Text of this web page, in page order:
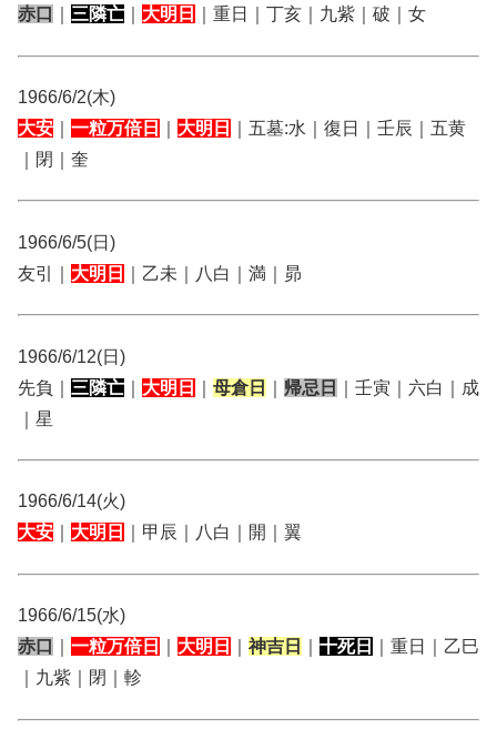
赤口
三隣亡 大明日 ｜重日｜丁亥｜九紫｜破｜女
1966/6/2(木)
大安
一粒万倍日 大明日
｜五墓:水｜復日｜壬辰｜五黄
｜閉｜奎
1966/6/5(日)
友引｜ 大明日 ｜乙未｜八白｜満｜昴
1966/6/12(日)
先負｜ 三隣亡 大明日 母倉日 帰忌日
｜壬寅｜六白｜成
｜星
1966/6/14(火)
大安
大明日 ｜甲辰｜八白｜開｜翼
1966/6/15(水)
赤口
一粒万倍日 大明日 神吉日 十死日
｜重日｜乙巳
｜九紫｜閉｜軫